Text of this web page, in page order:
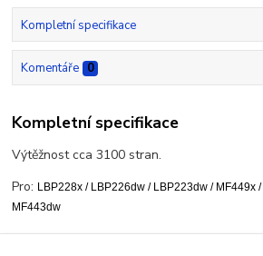
Kompletní specifikace
Komentáře 0
Kompletní specifikace
Výtěžnost cca 3100 stran.
Pro: LBP228x / LBP226dw / LBP223dw / MF449x /
MF443dw